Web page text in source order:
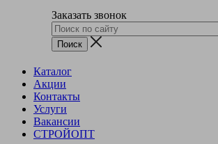
Заказать звонок
Каталог
Акции
Контакты
Услуги
Вакансии
СТРОЙОПТ